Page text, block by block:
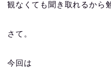
観なくても聞き取れるから
さて。
今回は